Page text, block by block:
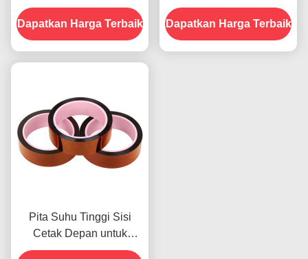
Bagian Depan
Dapatkan Harga Terbaik
menampilkan Ketahanan
Terhadap Kelembaban
dan Kekuatan Kupas
Dapatkan Harga Terbaik
Pita Suhu Tinggi Sisi
Cetak Depan untuk
Produk Dalam Stok